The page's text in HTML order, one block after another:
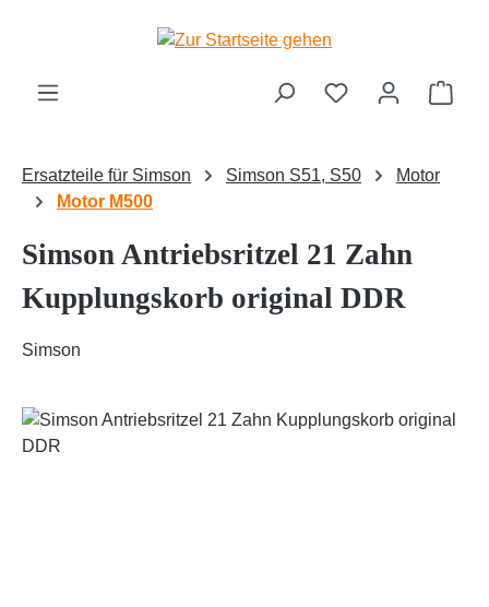
Zum Hauptinhalt springen
Ersatzteile für Simson Simson S51, S50
Motor
Motor M500
Simson Antriebsritzel 21 Zahn
Kupplungskorb original DDR
Simson
Bildergalerie überspringen